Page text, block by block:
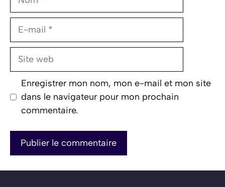
E-
Site
Enregistrer mon nom, mon e-mail et mon site
dans le navigateur pour mon prochain
commentaire.